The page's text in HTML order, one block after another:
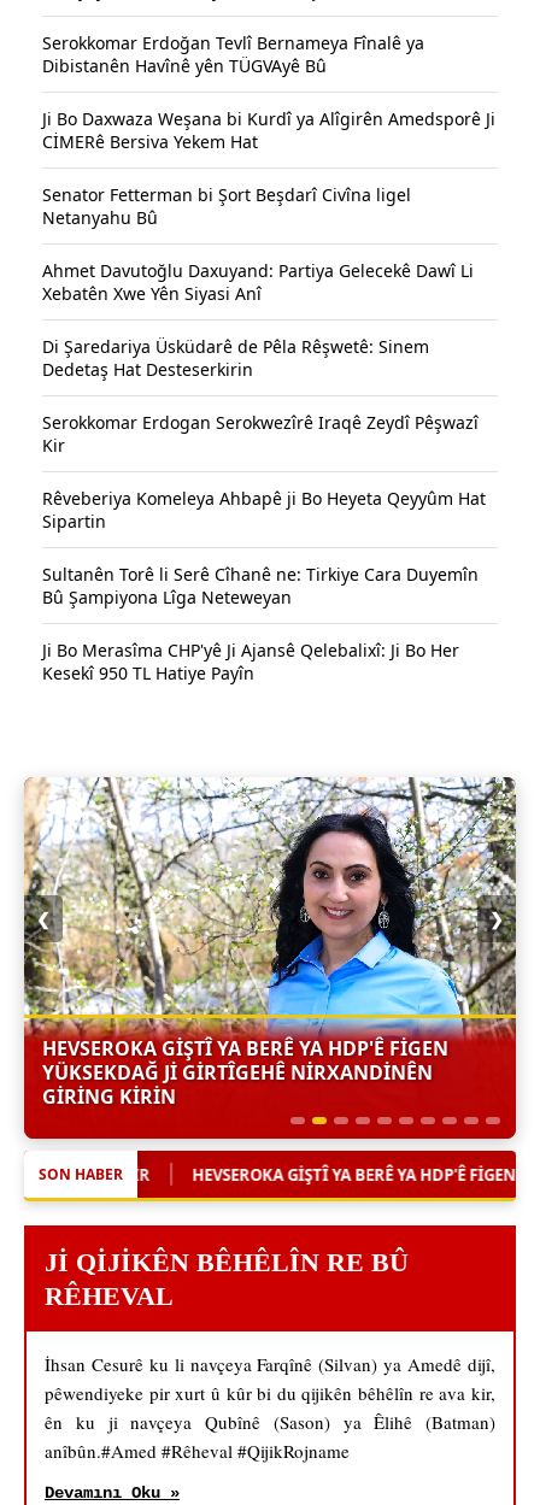
Serokkomar Erdoğan Tevlî Bernameya Fînalê ya
Dibistanên Havînê yên TÜGVAyê Bû
Ji Bo Daxwaza Weşana bi Kurdî ya Alîgirên Amedsporê Ji
CİMERê Bersiva Yekem Hat
Senator Fetterman bi Şort Beşdarî Civîna ligel
Netanyahu Bû
Ahmet Davutoğlu Daxuyand: Partiya Gelecekê Dawî Li
Xebatên Xwe Yên Siyasi Anî
Di Şaredariya Üsküdarê de Pêla Rêşwetê: Sinem
Dedetaş Hat Desteserkirin
Serokkomar Erdogan Serokwezîrê Iraqê Zeydî Pêşwazî
Kir
Rêveberiya Komeleya Ahbapê ji Bo Heyeta Qeyyûm Hat
Sipartin
Sultanên Torê li Serê Cîhanê ne: Tirkiye Cara Duyemîn
Bû Şampiyona Lîga Neteweyan
Ji Bo Merasîma CHP'yê Ji Ajansê Qelebalixî: Ji Bo Her
Kesekî 950 TL Hatiye Payîn
HEVSEROKA GIŞTÎ YA BERÊ YA HDP'Ê FIGEN
YÜKSEKDAĞ JI GIRTÎGEHÊ NIRXANDINÊN
GIRING KIRIN
❮ ❯
SON HABER
HEVSEROKA GIŞTÎ YA BERÊ YA HDP'Ê FIGEN YÜKSEKDAĞ JI
JI QIJIKÊN BÊHÊLÎN RE BÛ
RÊHEVAL
İhsan Cesurê ku li navçeya Farqînê (Silvan) ya Amedê dijî,
pêwendiyeke pir xurt û kûr bi du qijikên bêhêlîn re ava kir,
ên ku ji navçeya Qubînê (Sason) ya Êlihê (Batman)
anîbûn.#Amed #Rêheval #QijikRojname
Devamını Oku »